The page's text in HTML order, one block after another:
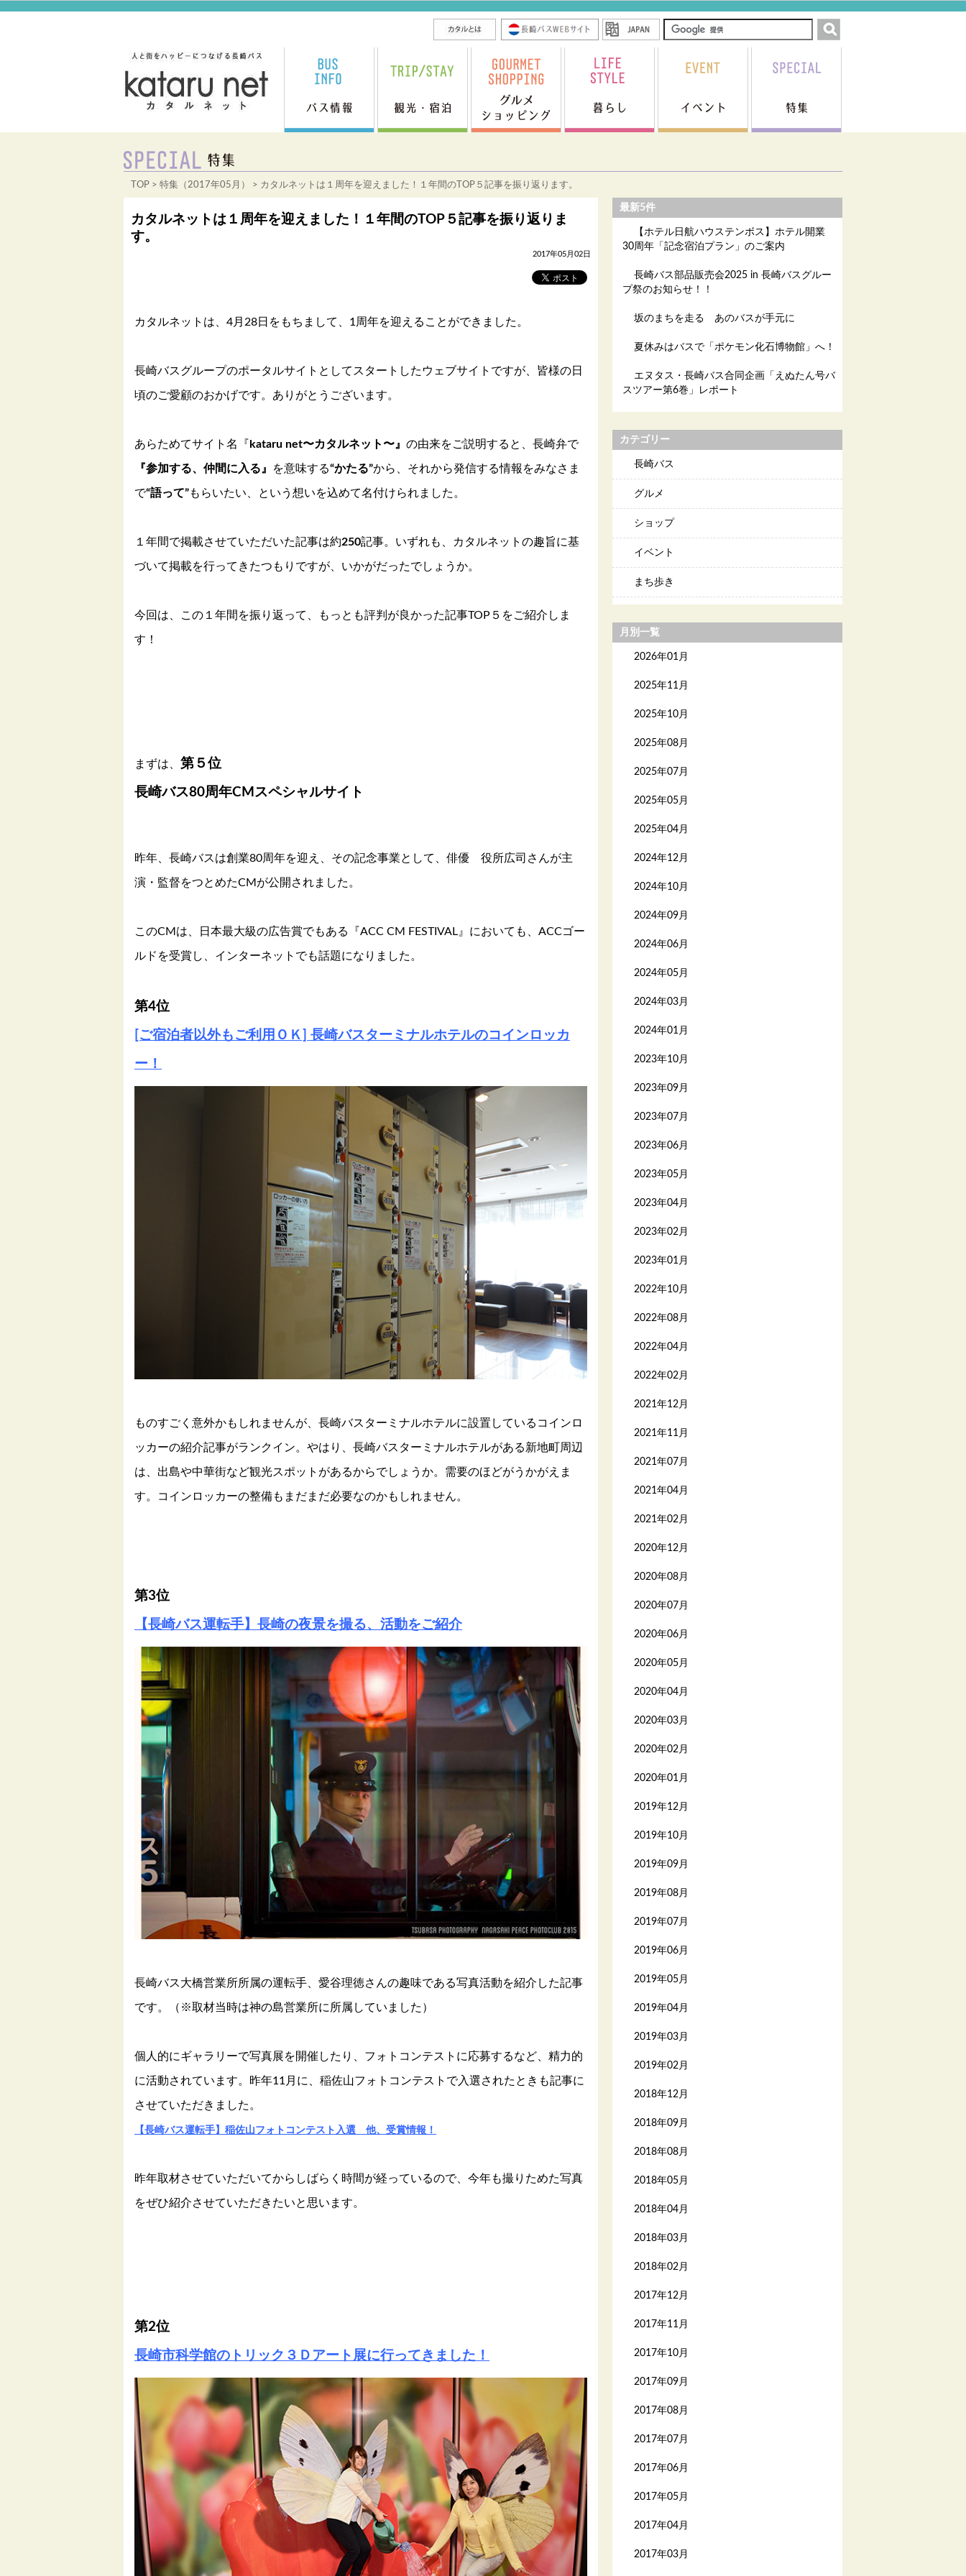
TOP > 特集（2017年05月） > カタルネットは１周年を迎えました！１年間のTOP５記事を振り返ります。
カタルネットは１周年を迎えました！１年間のTOP５記事を振り返りま
す。
2017年05月02日
カタルネットは、4月28日をもちまして、1周年を迎えることができました。
長崎バスグループのポータルサイトとしてスタートしたウェブサイトですが、皆様の日
頃のご愛顧のおかげです。ありがとうございます。
あらためてサイト名『 kataru net〜カタルネット〜』 の由来をご説明すると、長崎弁で
『参加する、仲間に入る』 を意味する“かたる”から、それから発信する情報をみなさま
で“語って”もらいたい、という想いを込めて名付けられました。
１年間で掲載させていただいた記事は約250記事。いずれも、カタルネットの趣旨に基
づいて掲載を行ってきたつもりですが、いかがだったでしょうか。
今回は、この１年間を振り返って、もっとも評判が良かった記事TOP５をご紹介しま
す！
まずは、 第５位
長崎バス80周年CMスペシャルサイト
昨年、長崎バスは創業80周年を迎え、その記念事業として、俳優 役所広司さんが主
演・監督をつとめたCMが公開されました。
このCMは、日本最大級の広告賞でもある『ACC CM FESTIVAL』においても、ACCゴー
ルドを受賞し、インターネットでも話題になりました。
第4位
[ご宿泊者以外もご利用ＯＫ] 長崎バスターミナルホテルのコインロッカ
ー！
ものすごく意外かもしれませんが、長崎バスターミナルホテルに設置しているコインロ
ッカーの紹介記事がランクイン。やはり、長崎バスターミナルホテルがある新地町周辺
は、出島や中華街など観光スポットがあるからでしょうか。需要のほどがうかがえま
す。コインロッカーの整備もまだまだ必要なのかもしれません。
第3位
【長崎バス運転手】長崎の夜景を撮る、活動をご紹介
長崎バス大橋営業所所属の運転手、愛谷理徳さんの趣味である写真活動を紹介した記事
です。（※取材当時は神の島営業所に所属していました）
個人的にギャラリーで写真展を開催したり、フォトコンテストに応募するなど、精力的
に活動されています。昨年11月に、稲佐山フォトコンテストで入選されたときも記事に
させていただきました。
【長崎バス運転手】稲佐山フォトコンテスト入選 他、受賞情報！
昨年取材させていただいてからしばらく時間が経っているので、今年も撮りためた写真
をぜひ紹介させていただきたいと思います。
第2位
長崎市科学館のトリック３Ｄアート展に行ってきました！
最新5件
【ホテル日航ハウステンボス】ホテル開業
30周年「記念宿泊プラン」のご案内
長崎バス部品販売会2025 in 長崎バスグルー
プ祭のお知らせ！！
坂のまちを走る あのバスが手元に
夏休みはバスで「ポケモン化石博物館」へ！
エヌタス・長崎バス合同企画「えぬたん号バ
スツアー第6巻」レポート
カテゴリー
長崎バス
グルメ
ショップ
イベント
まち歩き
月別一覧
2026年01月
2025年11月
2025年10月
2025年08月
2025年07月
2025年05月
2025年04月
2024年12月
2024年10月
2024年09月
2024年06月
2024年05月
2024年03月
2024年01月
2023年10月
2023年09月
2023年07月
2023年06月
2023年05月
2023年04月
2023年02月
2023年01月
2022年10月
2022年08月
2022年04月
2022年02月
2021年12月
2021年11月
2021年07月
2021年04月
2021年02月
2020年12月
2020年08月
2020年07月
2020年06月
2020年05月
2020年04月
2020年03月
2020年02月
2020年01月
2019年12月
2019年10月
2019年09月
2019年08月
2019年07月
2019年06月
2019年05月
2019年04月
2019年03月
2019年02月
2018年12月
2018年09月
2018年08月
2018年05月
2018年04月
2018年03月
2018年02月
2017年12月
2017年11月
2017年10月
2017年09月
2017年08月
2017年07月
2017年06月
2017年05月
2017年04月
2017年03月